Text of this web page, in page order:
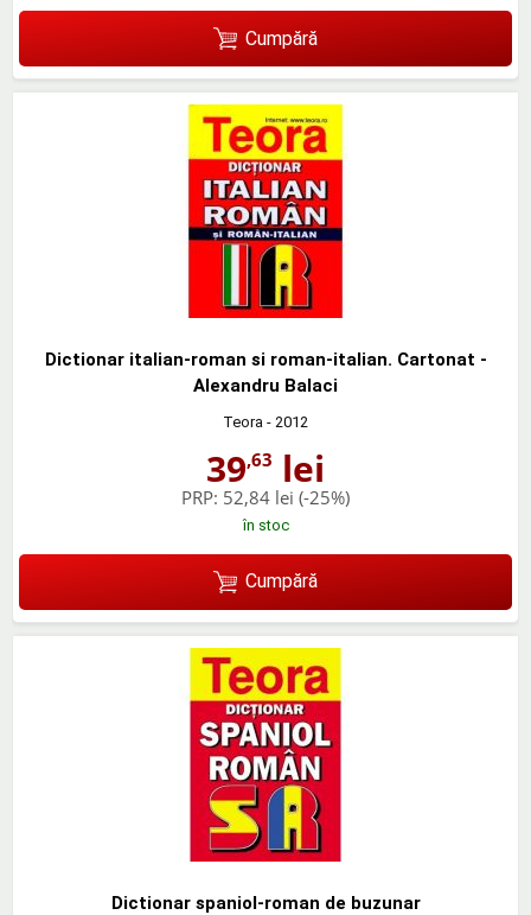
Cumpără
Dictionar italian-roman si roman-italian. Cartonat -
Alexandru Balaci
Teora - 2012
39,63 lei
PRP: 52,84 lei (-25%)
în stoc
Cumpără
Dictionar spaniol-roman de buzunar